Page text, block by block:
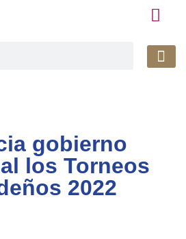
gobierno
los Torneos
2022